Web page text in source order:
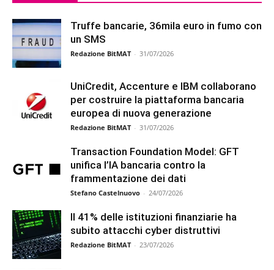
Truffe bancarie, 36mila euro in fumo con
un SMS
Redazione BitMAT - 31/07/2026
UniCredit, Accenture e IBM collaborano
per costruire la piattaforma bancaria
europea di nuova generazione
Redazione BitMAT - 31/07/2026
Transaction Foundation Model: GFT
unifica l’IA bancaria contro la
frammentazione dei dati
Stefano Castelnuovo - 24/07/2026
Il 41% delle istituzioni finanziarie ha
subito attacchi cyber distruttivi
Redazione BitMAT - 23/07/2026